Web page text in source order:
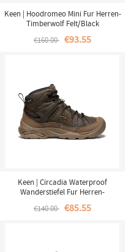
Keen | Hoodromeo Mini Fur Herren-
Timberwolf Felt/Black
€160.00 €93.55
Keen | Circadia Waterproof
Wanderstiefel Fur Herren-
€140.00 €85.55